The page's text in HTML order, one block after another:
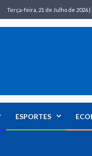
Terça-feira, 21 de Julho de 2026 |
ESPORTES